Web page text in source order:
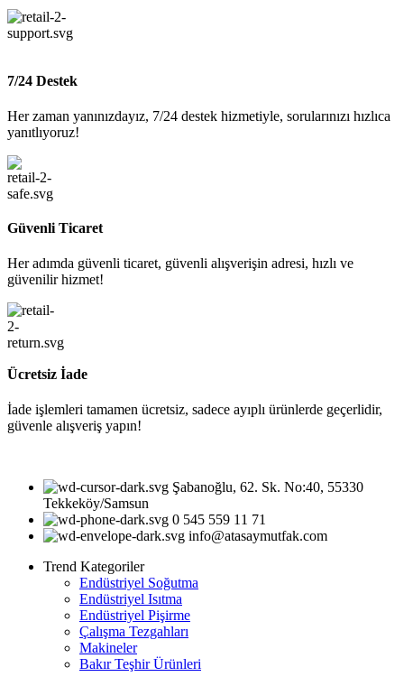
7/24 Destek
Her zaman yanınızdayız, 7/24 destek hizmetiyle, sorularınızı hızlıca
yanıtlıyoruz!
Güvenli Ticaret
Her adımda güvenli ticaret, güvenli alışverişin adresi, hızlı ve
güvenilir hizmet!
Ücretsiz İade
İade işlemleri tamamen ücretsiz, sadece ayıplı ürünlerde geçerlidir,
güvenle alışveriş yapın!
Şabanoğlu, 62. Sk. No:40, 55330
Tekkeköy/Samsun
0 545 559 11 71
info@atasaymutfak.com
Trend Kategoriler
Endüstriyel Soğutma
Endüstriyel Isıtma
Endüstriyel Pişirme
Çalışma Tezgahları
Makineler
Bakır Teşhir Ürünleri